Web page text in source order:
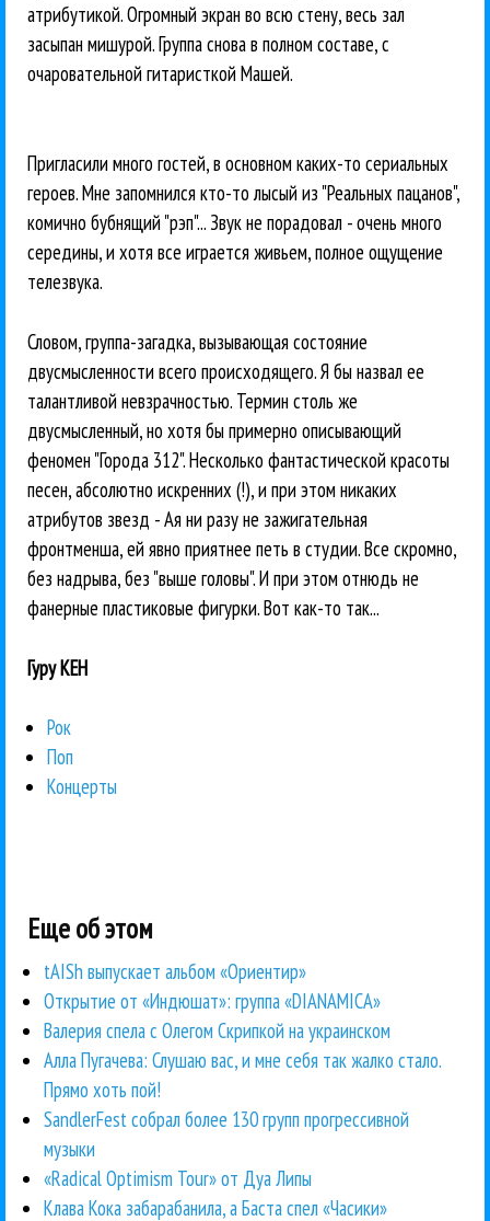
атрибутикой. Огромный экран во всю стену, весь зал
засыпан мишурой. Группа снова в полном составе, с
очаровательной гитаристкой Машей.
Пригласили много гостей, в основном каких-то сериальных
героев. Мне запомнился кто-то лысый из "Реальных пацанов",
комично бубнящий "рэп"... Звук не порадовал - очень много
середины, и хотя все играется живьем, полное ощущение
телезвука.
Словом, группа-загадка, вызывающая состояние
двусмысленности всего происходящего. Я бы назвал ее
талантливой невзрачностью. Термин столь же
двусмысленный, но хотя бы примерно описывающий
феномен "Города 312". Несколько фантастической красоты
песен, абсолютно искренних (!), и при этом никаких
атрибутов звезд - Ая ни разу не зажигательная
фронтменша, ей явно приятнее петь в студии. Все скромно,
без надрыва, без "выше головы". И при этом отнюдь не
фанерные пластиковые фигурки. Вот как-то так...
Гуру КЕН
Рок
Поп
Концерты
Еще об этом
tAISh выпускает альбом «Ориентир»
Открытие от «Индюшат»: группа «DIANAMICA»
Валерия спела с Олегом Скрипкой на украинском
Алла Пугачева: Слушаю вас, и мне себя так жалко стало.
Прямо хоть пой!
SandlerFest собрал более 130 групп прогрессивной
музыки
«Radical Optimism Tour» от Дуа Липы
Клава Кока забарабанила, а Баста спел «Часики»